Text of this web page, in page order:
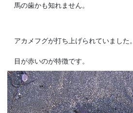
馬の歯かも知れません。
アカメフグが打ち上げられていました。
目が赤いのが特徴です。